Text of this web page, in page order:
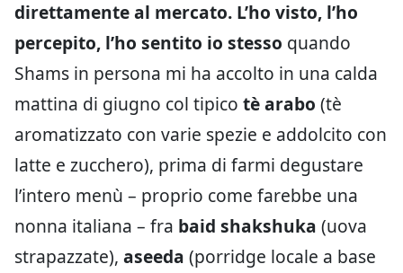
direttamente al mercato. L’ho visto, l’ho
percepito, l’ho sentito io stesso quando
Shams in persona mi ha accolto in una calda
mattina di giugno col tipico tè arabo (tè
aromatizzato con varie spezie e addolcito con
latte e zucchero), prima di farmi degustare
l’intero menù – proprio come farebbe una
nonna italiana – fra baid shakshuka (uova
strapazzate), aseeda (porridge locale a base